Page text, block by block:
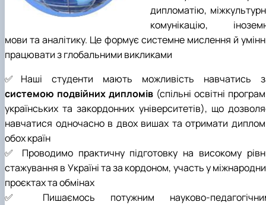
Scientific club «Філософські проблеми
міжособистісної та міжгрупової комунікаці…
Scientific club «Історія держави і права України»
дипломатію,
комунікацію,
мови та аналітику. Це формує системне мислення й
працювати з глобальними викликами
✅Наші студенти мають можливість навчатись
системою подвійних дипломів (спільні освітні
українських та закордонних університетів), що
навчатися одночасно в двох вишах та отримати
обох країн
✅ Проводимо практичну підготовку на високому
стажування в Україні та за кордоном, участь у
проєктах та обмінах
✅ Пишаємось потужним науково-